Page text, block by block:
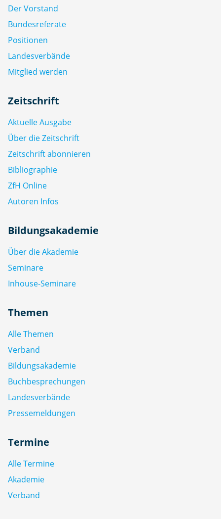
Der Vorstand
Bundesreferate
Positionen
Landesverbände
Mitglied werden
Zeitschrift
Aktuelle Ausgabe
Über die Zeitschrift
Zeitschrift abonnieren
Bibliographie
ZfH Online
Autoren Infos
Bildungsakademie
Über die Akademie
Seminare
Inhouse-Seminare
Themen
Alle Themen
Verband
Bildungsakademie
Buchbesprechungen
Landesverbände
Pressemeldungen
Termine
Alle Termine
Akademie
Verband